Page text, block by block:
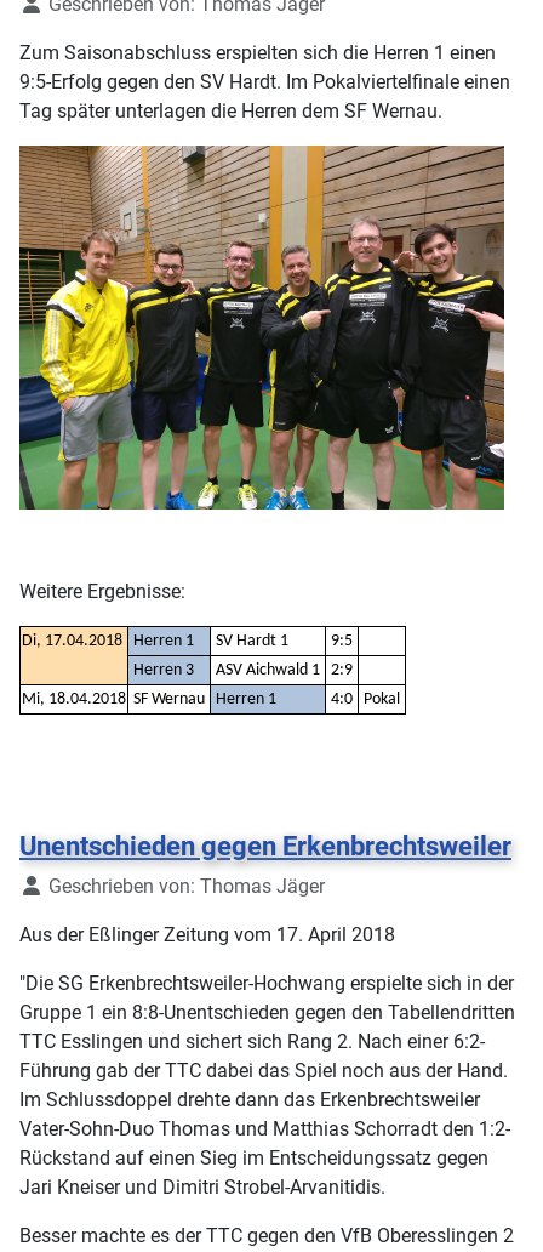
Zum Saisonabschluss erspielten sich die Herren 1 einen
9:5-Erfolg gegen den SV Hardt. Im Pokalviertelfinale einen
Tag später unterlagen die Herren dem SF Wernau.
Weitere Ergebnisse:
Di, 17.04.2018 Herren 1 SV Hardt 1
9:5
Herren 3
ASV Aichwald 1 2:9
Mi, 18.04.2018 SF Wernau Herren 1 4:0 Pokal
Unentschieden gegen Erkenbrechtsweiler
DetailsGeschrieben von: Thomas Jäger
Aus der Eßlinger Zeitung vom 17. April 2018
"Die SG Erkenbrechtsweiler-Hochwang erspielte sich in der
Gruppe 1 ein 8:8-Unentschieden gegen den Tabellendritten
TTC Esslingen und sichert sich Rang 2. Nach einer 6:2-
Führung gab der TTC dabei das Spiel noch aus der Hand.
Im Schlussdoppel drehte dann das Erkenbrechtsweiler
Vater-Sohn-Duo Thomas und Matthias Schorradt den 1:2-
Rückstand auf einen Sieg im Entscheidungssatz gegen
Jari Kneiser und Dimitri Strobel-Arvanitidis.
Besser machte es der TTC gegen den VfB Oberesslingen 2